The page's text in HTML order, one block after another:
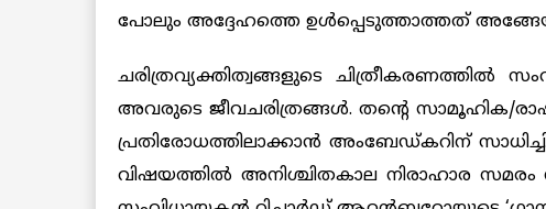
പോലും അദ്ദേഹത്തെ ഉള്‍പ്പെടുത്താത്തത്
ചരിത്രവ്യക്തിത്വങ്ങളുടെ ചിത്രീകരണത്തില്‍
അവരുടെ ജീവചരിത്രങ്ങള്‍. തന്റെ സാമൂഹിക/
പ്രതിരോധത്തിലാക്കാന്‍ അംബേഡ്കറിന്
വിഷയത്തില്‍ അനിശ്ചിതകാല നിരാഹാര